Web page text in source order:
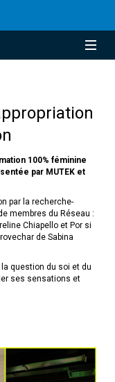
100% féminine
par MUTEK et
par la recherche-
membres du Réseau :
Chiapello et Por si
de Sabina
question du soi et du
ses sensations et